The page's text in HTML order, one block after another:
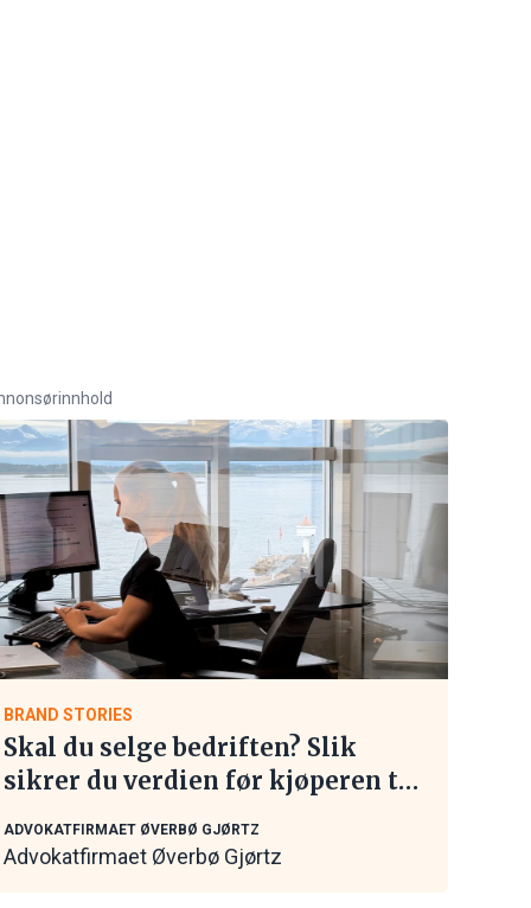
BRAND STORIES
Skal du selge bedriften? Slik
sikrer du verdien før kjøperen tar
ADVOKATFIRMAET ØVERBØ GJØRTZ
Advokatfirmaet Øverbø Gjørtz